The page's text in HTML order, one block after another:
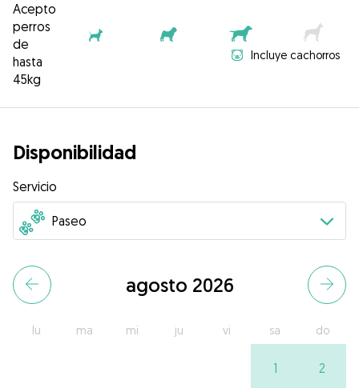
Acepto
perros
de
hasta
45kg
Incluye cachorros
Disponibilidad
Servicio
agosto 2026
lu ma mi ju vi sa do
1 2